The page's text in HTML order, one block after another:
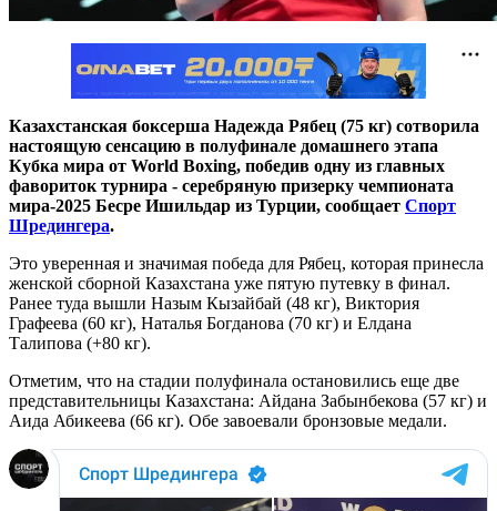
Казахстанская боксерша Надежда Рябец (75 кг) сотворила
настоящую сенсацию в полуфинале домашнего этапа
Кубка мира от World Boxing, победив одну из главных
фавориток турнира - серебряную призерку чемпионата
мира-2025 Бесре Ишильдар из Турции, сообщает Спорт
Шредингера.
Это уверенная и значимая победа для Рябец, которая принесла
женской сборной Казахстана уже пятую путевку в финал.
Ранее туда вышли Назым Кызайбай (48 кг), Виктория
Графеева (60 кг), Наталья Богданова (70 кг) и Елдана
Талипова (+80 кг).
Отметим, что на стадии полуфинала остановились еще две
представительницы Казахстана: Айдана Забынбекова (57 кг) и
Аида Абикеева (66 кг). Обе завоевали бронзовые медали.